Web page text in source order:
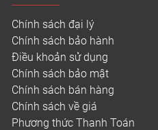
146mm x 3.5mm
Chính sách đại lý
Chính sách bảo hành
Điều khoản sử dụng
Chính sách bảo mật
Chính sách bán hàng
Chính sách về giá
Phương thức Thanh Toán